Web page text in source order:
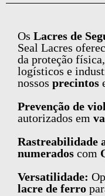
Os Lacres de
Seal Lacres
da proteção
logísticos e
nossos precintos
Prevenção de
autorizados em
Rastreabilidade
numerados com
Versatilidade:
lacre de ferro